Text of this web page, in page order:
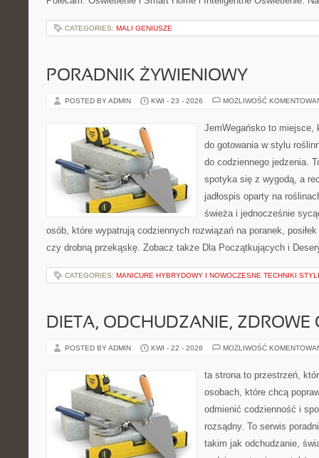
CATEGORIES: MALI GENIUSZE
PORADNIK ŻYWIENIOWY
POSTED BY ADMIN KWI - 23 - 2026 MOŻLIWOŚĆ
JemWegańsko to miejsce,
do gotowania w stylu
do codziennego jedzenia.
spotyka się z wygodą, a
jadłospis oparty na
świeża i jednocześnie
osób, które wypatrują codziennych rozwiązań na poranek,
czy drobną przekąskę. Zobacz także Dla Początkujących i
CATEGORIES: MANICURE HYBRYDOWY I NOWOCZESNE TECHNIKI
DIETA, ODCHUDZANIE, ZDROWE
POSTED BY ADMIN KWI - 22 - 2026 MOŻLIWOŚĆ
ta strona to przestrzeń,
osobach, które chcą
odmienić codzienność i
rozsądny. To serwis
takim jak odchudzanie,